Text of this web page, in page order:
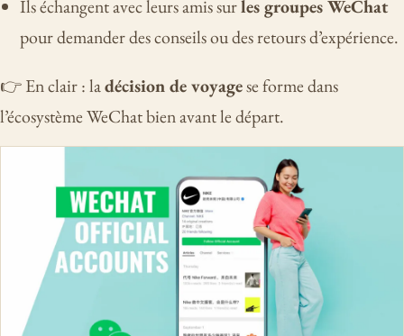
Ils échangent avec leurs amis surles groupes WeChat
pour demander des conseils ou des retours d’expérience.
👉 En clair : ladécision de voyagese forme dans
l’écosystème WeChat bien avant le départ.